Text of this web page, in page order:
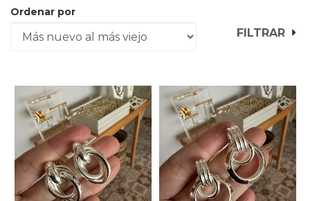
Ordenar por
FILTRAR